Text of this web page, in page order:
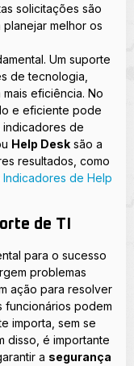
solicitações são
planejar melhor os
Um suporte
de tecnologia,
eficiência. No
e eficiente pode
de
Help Desk são a
resultados, como
Indicadores de Help
de TI
para o sucesso
problemas
ação para resolver
funcionários podem
importa, sem se
disso, é importante
a segurança